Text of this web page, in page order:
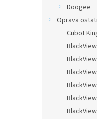
Doogee
Oprava
Cubot